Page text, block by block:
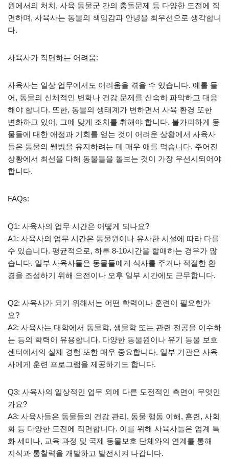
원에서의 처치, 사육 동물군 간의 충돌문제 등 다양한 도전에 직
면하며, 사육사는 동물의 책임감과 안녕을 최우선으로 생각합니
다.
사육사가 직면하는 어려움:
사육사는 일상 업무에서도 어려움을 겪을 수 있습니다. 예를 들
어, 동물의 신체적인 변화나 건강 문제를 신속히 파악하고 대응
해야 합니다. 또한, 동물의 생태계가 변하면서 사육 환경 또한
변화하고 있어, 그에 맞게 조치를 취해야 합니다. 불가피하게 동
물들에 대한 애정과 기회를 얻는 것이 어려운 상황에서 사육사
들은 동물의 웰빙을 유지하려는 데 매우 애를 먹습니다. 주어진
상황에서 최선을 다해 동물들을 돌보는 것이 가장 우선시되어야
합니다.
FAQs:
Q1: 사육사의 업무 시간은 어떻게 되나요?
A1: 사육사의 업무 시간은 동물원이나 유사한 시설에 따라 다를
수 있습니다. 평균적으로, 하루 8-10시간을 할애하는 경우가 많
습니다. 일부 사육사들은 동물들에게 식사를 주거나 적절한 환
경을 조성하기 위해 오전이나 오후 일부 시간에도 근무합니다.
Q2: 사육사가 되기 위해서는 어떤 학력이나 훈련이 필요한가
요?
A2: 사육사는 대학에서 동물학, 생물학 또는 관련 전공을 이수하
는 등의 학력이 유용합니다. 다양한 동물원이나 유기 동물 보호
센터에서의 실제 경험 또한 매우 중요합니다. 일부 기관은 사육
사에게 훈련 프로그램을 제공하기도 합니다.
Q3: 사육사의 일상적인 업무 외에 다른 도전적인 측면이 무엇인
가요?
A3: 사육사들은 동물들의 건강 관리, 동물 행동 이해, 훈련, 사회
화 등 다양한 도전에 직면합니다. 이를 위해 사육사들은 업계 특
화 세미나, 교육 과정 및 국제 동물보호 단체와의 연계를 통해
지식과 통찰력을 개발하고 발전시켜 나갑니다.